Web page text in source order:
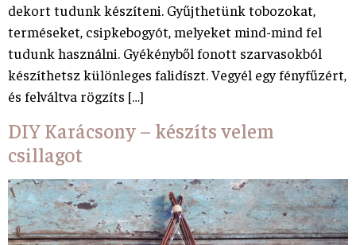
dekort tudunk készíteni. Gyűjthetünk tobozokat,
terméseket, csipkebogyót, melyeket mind-mind fel
tudunk használni. Gyékényből fonott szarvasokból
készíthetsz különleges falidíszt. Vegyél egy fényfűzért,
és felváltva rögzíts […]
DIY Karácsony – készíts velem
csillagot